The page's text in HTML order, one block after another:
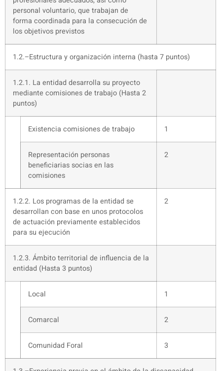
personal voluntario, que trabajan de
forma coordinada para la consecución de
los objetivos previstos
1.2.–Estructura y organización interna (hasta 7 puntos)
1.2.1. La entidad desarrolla su proyecto
mediante comisiones de trabajo (Hasta 2
puntos)
Existencia comisiones de trabajo 1
Representación personas
beneficiarias socias en las
comisiones
2
1.2.2. Los programas de la entidad se
desarrollan con base en unos protocolos
de actuación previamente establecidos
para su ejecución
2
1.2.3. Ámbito territorial de influencia de la
entidad (Hasta 3 puntos)
Local 1
Comarcal 2
Comunidad Foral 3